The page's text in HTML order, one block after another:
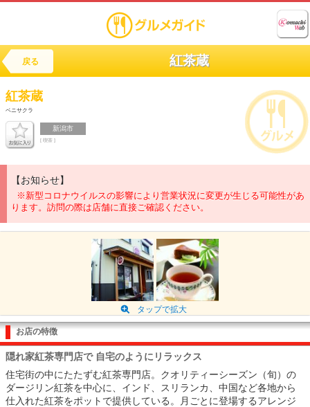
戻る 紅茶蔵
紅茶蔵
ベニサクラ
新潟市
[ 喫茶 ]
【お知らせ】
※新型コロナウイルスの影響により営業状況に変更が生じる可能性があ
ります。訪問の際は店舗に直接ご確認ください。
タップで拡大
お店の特徴
隠れ家紅茶専門店で 自宅のようにリラックス
住宅街の中にたたずむ紅茶専門店。クオリティーシーズン（旬）の
ダージリン紅茶を中心に、インド、スリランカ、中国など各地から
仕入れた紅茶をポットで提供している。月ごとに登場するアレンジ